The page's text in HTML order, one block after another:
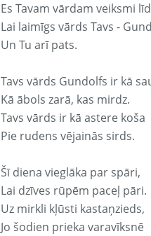
Es Tavam vārdam veiksmi
Lai laimīgs vārds Tavs -
Un Tu arī pats.
Tavs vārds Gundolfs ir kā
Kā ābols zarā, kas mirdz.
Tavs vārds ir kā astere koša
Pie rudens vējainās sirds.
Šī diena vieglāka par spāri,
Lai dzīves rūpēm paceļ pāri.
Uz mirkli kļūsti kastaņzieds,
Jo šodien prieka varavīksnē